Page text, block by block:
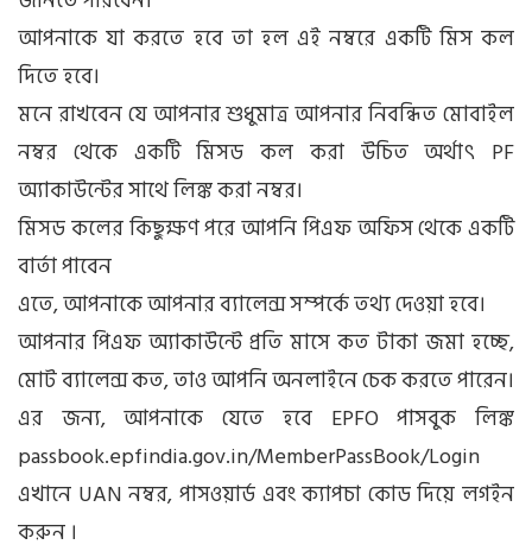
আপনাকে যা করতে হবে তা হল এই নম্বরে একটি মিস কল
দিতে হবে।
মনে রাখবেন যে আপনার শুধুমাত্র আপনার নিবন্ধিত মোবাইল
নম্বর থেকে একটি মিসড কল করা উচিত অর্থাৎ PF
অ্যাকাউন্টের সাথে লিঙ্ক করা নম্বর।
মিসড কলের কিছুক্ষণ পরে আপনি পিএফ অফিস থেকে একটি
বার্তা পাবেন
এতে, আপনাকে আপনার ব্যালেন্স সম্পর্কে তথ্য দেওয়া হবে।
আপনার পিএফ অ্যাকাউন্টে প্রতি মাসে কত টাকা জমা হচ্ছে,
মোট ব্যালেন্স কত, তাও আপনি অনলাইনে চেক করতে পারেন।
এর জন্য, আপনাকে যেতে হবে EPFO ​​পাসবুক লিঙ্ক
passbook.epfindia.gov.in/MemberPassBook/Login
এখানে UAN নম্বর, পাসওয়ার্ড এবং ক্যাপচা কোড দিয়ে লগইন
করুন ।